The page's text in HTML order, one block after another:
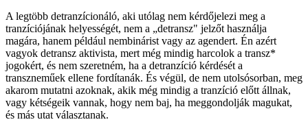
A legtöbb detranzícionáló, aki utólag nem kérdőjelezi meg a
tranzíciójának helyességét, nem a „detransz" jelzőt használja
magára, hanem például nembinárist vagy az agendert. Én azért
vagyok detransz aktivista, mert még mindig harcolok a transz*
jogokért, és nem szeretném, ha a detranzíció kérdését a
transzneműek ellene fordítanák. És végül, de nem utolsósorban, meg
akarom mutatni azoknak, akik még mindig a tranzíció előtt állnak,
vagy kétségeik vannak, hogy nem baj, ha meggondolják magukat,
és más utat választanak.